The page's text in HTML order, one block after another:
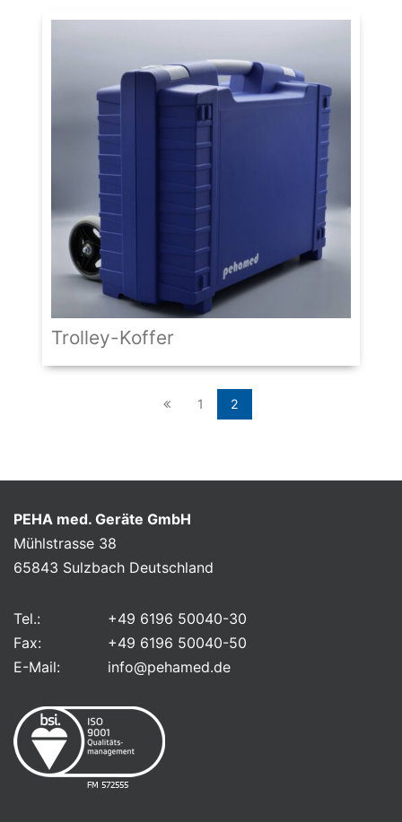
Trolley-Koffer
1 2
PEHA med. Geräte GmbH
Mühlstrasse 38
65843 Sulzbach Deutschland
Tel.:
+49 6196 50040-30
Fax:
+49 6196 50040-50
E-Mail:
info@pehamed.de
FM 572555